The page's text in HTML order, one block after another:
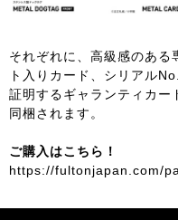
それぞれに、高級感のある
ト入りカード、シリアル
証明するギャランティカー
同梱されます。
ご購入はこちら！
https://fultonjapan.com/